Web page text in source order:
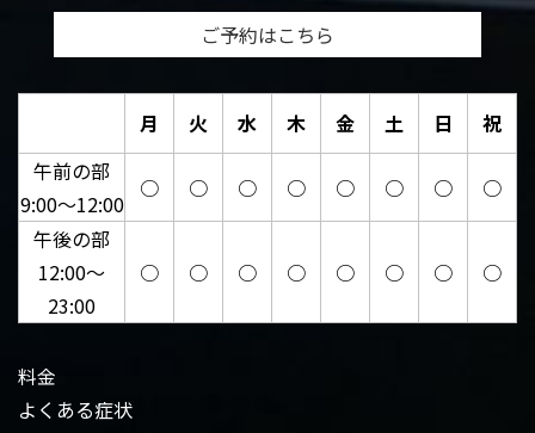
ご予約はこちら
月 火 水 木 金 土 日
祝
午前の部
9:00～12:00
○ ○ ○ ○ ○ ○ ○
○
午後の部
12:00～
23:00
○ ○ ○ ○ ○ ○ ○ ○
料金
よくある症状